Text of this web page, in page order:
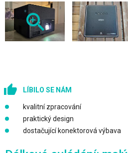
LÍBILO SE NÁM
kvalitní zpracování
praktický design
dostačující konektorová výbava